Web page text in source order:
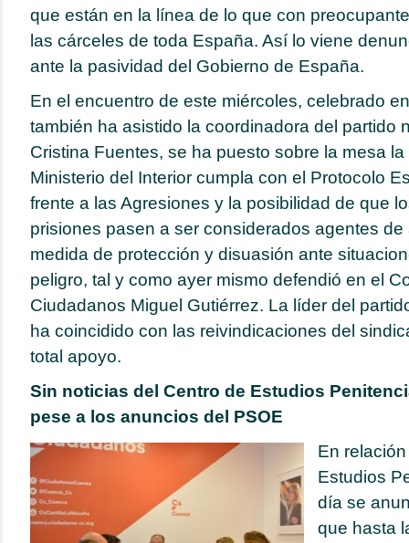
que están en la línea de lo que con
las cárceles de toda España. Así lo viene
ante la pasividad del Gobierno de España.
En el encuentro de este miércoles, celebrado
también ha asistido la coordinadora del partido
Cristina Fuentes, se ha puesto sobre la mesa
Ministerio del Interior cumpla con el Protocolo
frente a las Agresiones y la posibilidad de que
prisiones pasen a ser considerados agentes de
medida de protección y disuasión ante
peligro, tal y como ayer mismo defendió en el
Ciudadanos Miguel Gutiérrez. La líder del
ha coincidido con las reivindicaciones del
total apoyo.
Sin noticias del Centro de Estudios
pese a los anuncios del PSOE
En
Estudios
día se
que hasta